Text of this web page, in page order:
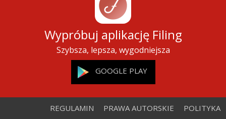
Wypróbuj aplikację Filing
Szybsza, lepsza, wygodniejsza
GOOGLE PLAY
REGULAMIN PRAWA AUTORSKIE POLITYKA